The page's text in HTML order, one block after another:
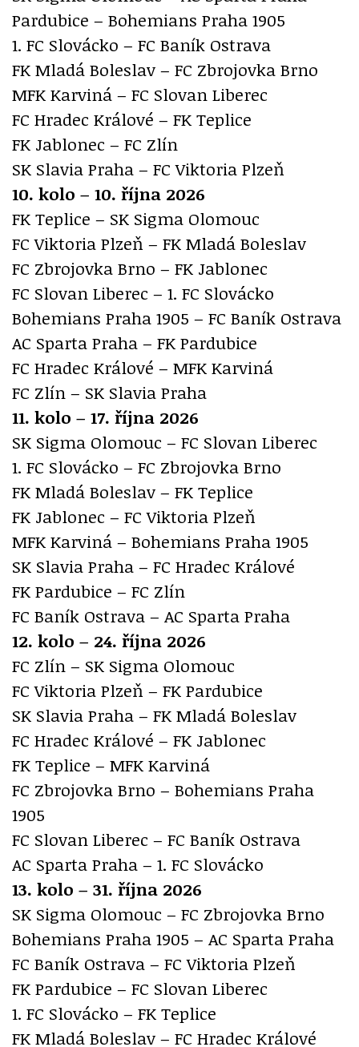
Pardubice – Bohemians Praha 1905
1. FC Slovácko – FC Baník Ostrava
FK Mladá Boleslav – FC Zbrojovka Brno
MFK Karviná – FC Slovan Liberec
FC Hradec Králové – FK Teplice
FK Jablonec – FC Zlín
SK Slavia Praha – FC Viktoria Plzeň
10. kolo – 10. října 2026
FK Teplice – SK Sigma Olomouc
FC Viktoria Plzeň – FK Mladá Boleslav
FC Zbrojovka Brno – FK Jablonec
FC Slovan Liberec – 1. FC Slovácko
Bohemians Praha 1905 – FC Baník Ostrava
AC Sparta Praha – FK Pardubice
FC Hradec Králové – MFK Karviná
FC Zlín – SK Slavia Praha
11. kolo – 17. října 2026
SK Sigma Olomouc – FC Slovan Liberec
1. FC Slovácko – FC Zbrojovka Brno
FK Mladá Boleslav – FK Teplice
FK Jablonec – FC Viktoria Plzeň
MFK Karviná – Bohemians Praha 1905
SK Slavia Praha – FC Hradec Králové
FK Pardubice – FC Zlín
FC Baník Ostrava – AC Sparta Praha
12. kolo – 24. října 2026
FC Zlín – SK Sigma Olomouc
FC Viktoria Plzeň – FK Pardubice
SK Slavia Praha – FK Mladá Boleslav
FC Hradec Králové – FK Jablonec
FK Teplice – MFK Karviná
FC Zbrojovka Brno – Bohemians Praha
1905
FC Slovan Liberec – FC Baník Ostrava
AC Sparta Praha – 1. FC Slovácko
13. kolo – 31. října 2026
SK Sigma Olomouc – FC Zbrojovka Brno
Bohemians Praha 1905 – AC Sparta Praha
FC Baník Ostrava – FC Viktoria Plzeň
FK Pardubice – FC Slovan Liberec
1. FC Slovácko – FK Teplice
FK Mladá Boleslav – FC Hradec Králové